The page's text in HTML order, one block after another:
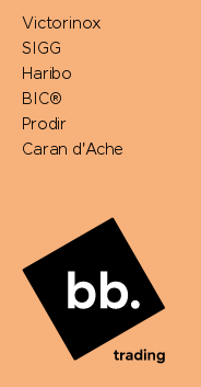
Victorinox
SIGG
Haribo
BIC®
Prodir
Caran d'Ache
Ragusa
Reisenthel
Richartz
Rituals
Rominox®